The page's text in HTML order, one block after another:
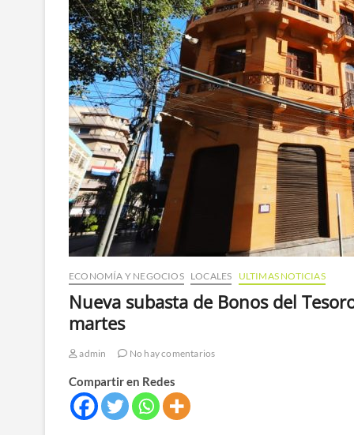
ECONOMÍA Y NEGOCIOS LOCALES ULTIMAS NOTICIAS
Nueva subasta de Bonos del
martes
admin No hay comentarios
Compartir en Redes